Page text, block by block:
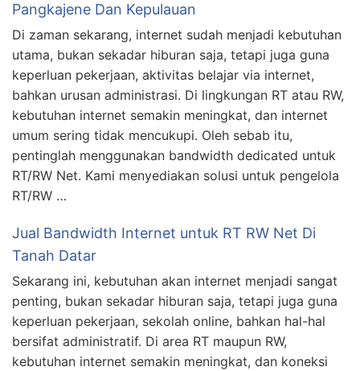
Pangkajene Dan Kepulauan
Di zaman sekarang, internet sudah menjadi kebutuhan
utama, bukan sekadar hiburan saja, tetapi juga guna
keperluan pekerjaan, aktivitas belajar via internet,
bahkan urusan administrasi. Di lingkungan RT atau RW,
kebutuhan internet semakin meningkat, dan internet
umum sering tidak mencukupi. Oleh sebab itu,
pentinglah menggunakan bandwidth dedicated untuk
RT/RW Net. Kami menyediakan solusi untuk pengelola
RT/RW …
Jual Bandwidth Internet untuk RT RW Net Di
Tanah Datar
Sekarang ini, kebutuhan akan internet menjadi sangat
penting, bukan sekadar hiburan saja, tetapi juga guna
keperluan pekerjaan, sekolah online, bahkan hal-hal
bersifat administratif. Di area RT maupun RW,
kebutuhan internet semakin meningkat, dan koneksi